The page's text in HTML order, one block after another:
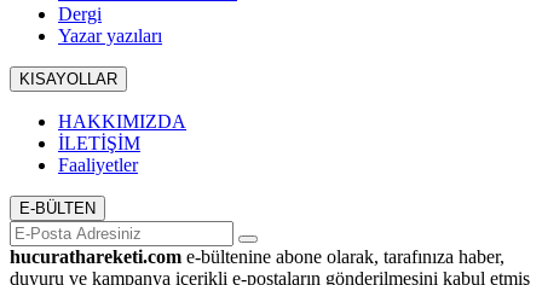
Dergi
Yazar yazıları
KISAYOLLAR
HAKKIMIZDA
İLETİŞİM
Faaliyetler
E-BÜLTEN
hucurathareketi.com e-bültenine abone olarak, tarafınıza haber,
duyuru ve kampanya içerikli e-postaların gönderilmesini kabul etmiş